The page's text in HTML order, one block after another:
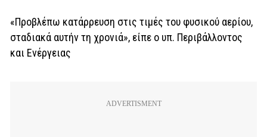
«Προβλέπω κατάρρευση στις τιμές του φυσικού αερίου,
σταδιακά αυτήν τη χρονιά», είπε ο υπ. Περιβάλλοντος
και Ενέργειας